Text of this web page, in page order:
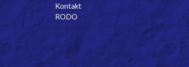
Kontakt
RODO